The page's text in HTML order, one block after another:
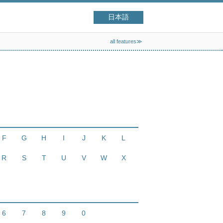
日本語
all features≫
F G H I J K L
R S T U V W X
6 7 8 9 0